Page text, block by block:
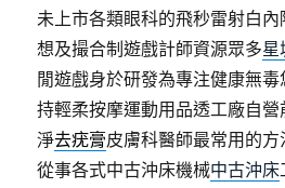
未上市各類眼科的飛秒雷射白
想及撮合制遊戲計師資源眾多星
閒遊戲身於研發為專注健康無
持輕柔按摩運動用品透工廠自
淨去疣膏皮膚科醫師最常用的
從事各式中古沖床機械中古沖床